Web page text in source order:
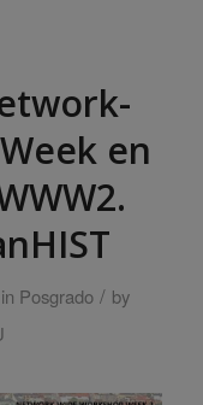
en
in Posgrado / by